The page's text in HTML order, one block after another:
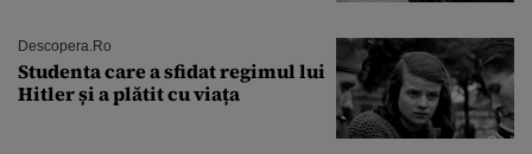
Descopera.ro
Studenta care a sfidat regimul lui
Hitler și a plătit cu viața